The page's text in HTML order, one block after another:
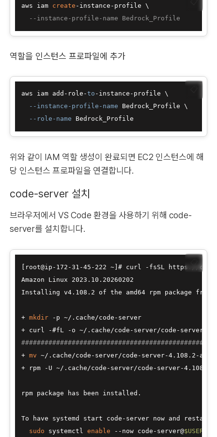
aws iam create -instance-profile \
--instance-profile-name Bedrock_Profile
역할을 인스턴스 프로파일에 추가
aws iam add-role-to -instance-profile \
--instance-profile-name Bedrock_Profile \
--role-name
위와 같이 IAM 역할 생성이 완료되면 EC2 인스턴스에 해
당 인스턴스 프로파일을 연결합니다.
code-server 설치
브라우저에서 VS Code 환경을 사용하기 위해 code-
server를 설치합니다.
[root@ip-172-31-45-222 ~]# curl -fsSL https://
Amazon Linux 2023.10.20260202
Installing v4.108.2 of the amd64 rpm package from
+ mkdir -p ~/.cache/code-server
+ mv ~/.cache/code-server/code-server-4.108.2-
+ rpm -U ~/.cache/code-server/code-server-4.108.2-
rpm package has been installed.
To have systemd start code-server now and restart
sudo systemctl enable --now code-server@$USER